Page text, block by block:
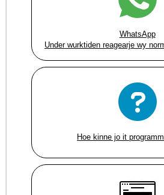
WhatsApp
Under wurktiden reagearje wy
Hoe kinne jo it